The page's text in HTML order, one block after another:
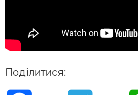
Поділитися: